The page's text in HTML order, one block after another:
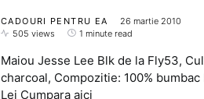
CADOURI PENTRU EA
26 martie 2010
505 views
1 minute read
Maiou Jesse Lee Blk de la Fly53,
charcoal, Compozitie: 100%
Lei Cumpara aici